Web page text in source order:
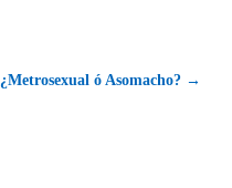
¿Metrosexual ó Asomacho? →